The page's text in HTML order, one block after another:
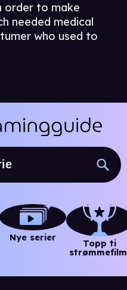
order to make
needed medical
who used to
Nye serier
Topp ti